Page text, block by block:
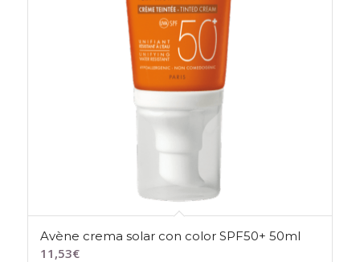
Avène crema solar con color SPF50+ 50ml
11,53€